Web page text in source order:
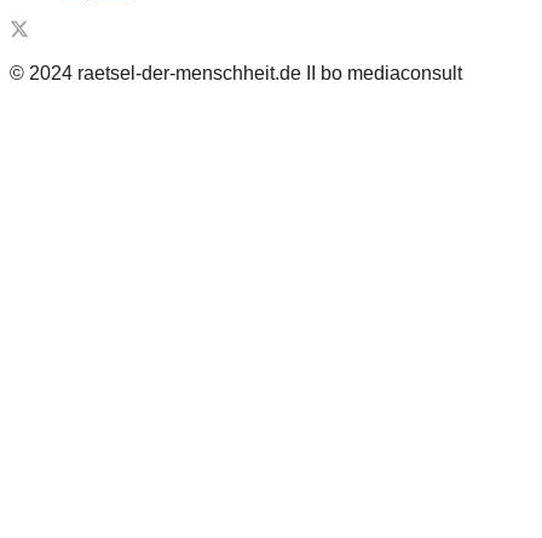
© 2024 raetsel-der-menschheit.de II bo mediaconsult